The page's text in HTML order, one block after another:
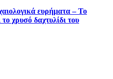
ευρήματα – Το
χρυσό δαχτυλίδι του